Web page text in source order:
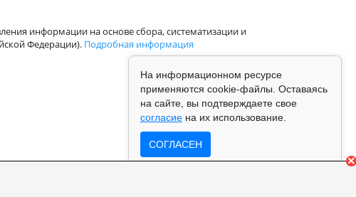
информации на основе сбора, систематизации и
Федерации). Подробная информация
На информационном ресурсе
применяются cookie-файлы. Оставаясь
на сайте, вы подтверждаете свое
согласие на их использование.
СОГЛАСЕН